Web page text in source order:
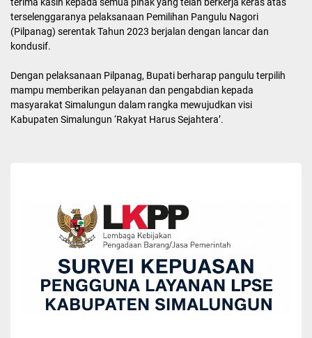
secara transparan dan akuntabel yang bermuara pada good
governance dan clean governance.
Yang tidak kalan pentingnya, Bupati menyampaikan, peningkatan
sesuai dengan peraturan dan perundang- undangan yang berlaku.
Teruslah melakukan inovasi dan terobosan yang dapat
meningkatkan pelayanan kepada masyarakat.
Dengan pelaksanaan Pilpanag, Bupati berharap pangulu terpilih
mampu memberikan pelayanan dan pengabdian kepada
masyarakat Simalungun dalam rangka mewujudkan visi
Kabupaten Simalungun ‘Rakyat Harus Sejahtera’.